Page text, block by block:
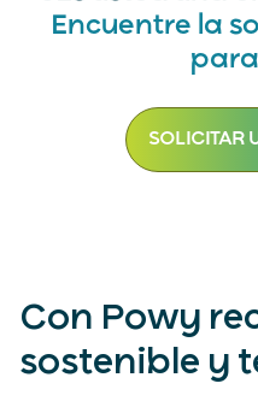
Encuentre la
SOLICITAR
Con Powy
sostenible y